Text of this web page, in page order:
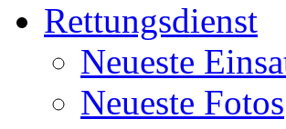
Rettungsdienst
Neueste
Neueste Fotos